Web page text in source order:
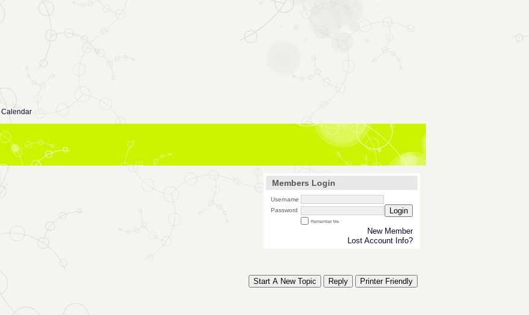
Calendar
Members Login
Username
Password
Login
Remember Me
New Member
Lost Account Info?
Start A New Topic Reply Printer Friendly